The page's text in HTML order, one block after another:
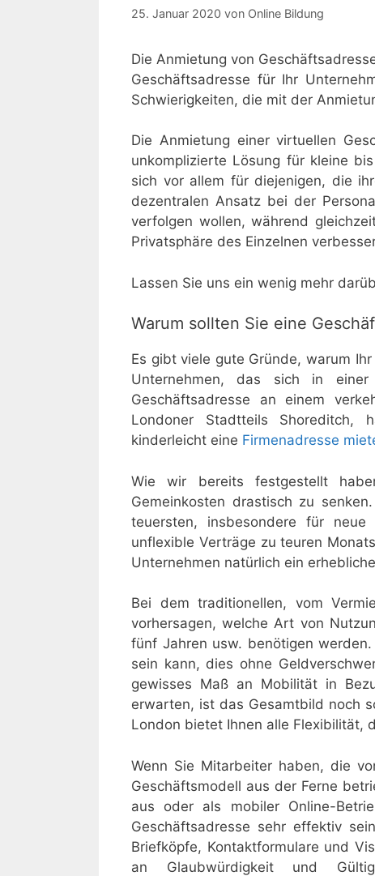
25. Januar 2020 von Online Bildung
Die Anmietung von
Geschäftsadresse für Ihr
Schwierigkeiten, die mit der
Die Anmietung einer virtuellen
unkomplizierte Lösung für kleine
sich vor allem für diejenigen, die
dezentralen Ansatz bei der
verfolgen wollen, während
Privatsphäre des Einzelnen
Lassen Sie uns ein wenig mehr
Warum sollten Sie eine
Es gibt viele gute Gründe, warum
Unternehmen, das sich in
Geschäftsadresse an einem
Londoner Stadtteils
kinderleicht eine Firmenadresse
Wie wir bereits festgestellt
Gemeinkosten drastisch zu
teuersten, insbesondere für neue
unflexible Verträge zu teuren
Unternehmen natürlich ein
Bei dem traditionellen, vom
vorhersagen, welche Art von
fünf Jahren usw. benötigen
sein kann, dies ohne
gewisses Maß an Mobilität in
erwarten, ist das Gesamtbild noch
London bietet Ihnen alle Flexibilität,
Wenn Sie Mitarbeiter haben, die
Geschäftsmodell aus der Ferne
aus oder als mobiler Online-
Geschäftsadresse sehr effektiv
Briefköpfe, Kontaktformulare und
an Glaubwürdigkeit und